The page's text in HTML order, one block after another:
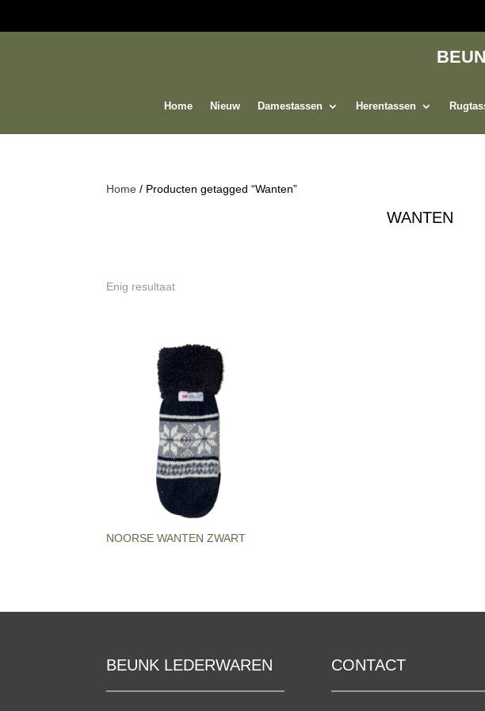
Home Nieuw Damestassen Herentassen
Home / Producten getagged “Wanten”
WANTEN
Enig resultaat
NOORSE WANTEN ZWART
BEUNK LEDERWAREN CONTACT